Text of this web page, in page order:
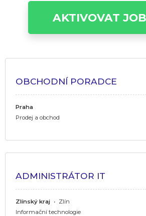
AKTIVOVAT
OBCHODNÍ PORADCE
Praha
Prodej a obchod
ADMINISTRÁTOR IT
Zlínský kraj • Zlín
Informační technologie